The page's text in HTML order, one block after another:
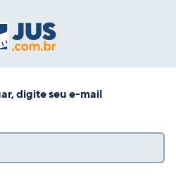
digite seu e-mail